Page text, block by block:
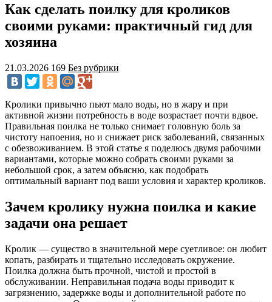
Как сделать поилку для кроликов
своими руками: практичный гид для
хозяина
21.03.2026 169 Без рубрики
Кролики привычно пьют мало воды, но в жару и при
активной жизни потребность в воде возрастает почти вдвое.
Правильная поилка не только снимает головную боль за
чистоту напоения, но и снижает риск заболеваний, связанных
с обезвоживанием. В этой статье я поделюсь двумя рабочими
вариантами, которые можно собрать своими руками за
небольшой срок, а затем объясню, как подобрать
оптимальный вариант под ваши условия и характер кроликов.
Зачем кролику нужна поилка и какие
задачи она решает
Кролик — существо в значительной мере суетливое: он любит
копать, разбирать и тщательно исследовать окружение.
Поилка должна быть прочной, чистой и простой в
обслуживании. Неправильная подача воды приводит к
загрязнению, задержке воды и дополнительной работе по